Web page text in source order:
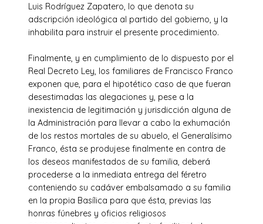
Luis Rodríguez Zapatero, lo que denota su
adscripción ideológica al partido del gobierno, y la
inhabilita para instruir el presente procedimiento.
Finalmente, y en cumplimiento de lo dispuesto por el
Real Decreto Ley, los familiares de Francisco Franco
exponen que, para el hipotético caso de que fueran
desestimadas las alegaciones y, pese a la
inexistencia de legitimación y jurisdicción alguna de
la Administración para llevar a cabo la exhumación
de los restos mortales de su abuelo, el Generalísimo
Franco, ésta se produjese finalmente en contra de
los deseos manifestados de su familia, deberá
procederse a la inmediata entrega del féretro
conteniendo su cadáver embalsamado a su familia
en la propia Basílica para que ésta, previas las
honras fúnebres y oficios religiosos